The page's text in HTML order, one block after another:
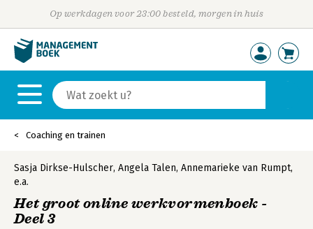
Op werkdagen voor 23:00 besteld, morgen in huis
Coaching en trainen
Sasja Dirkse-Hulscher, Angela Talen, Annemarieke van Rumpt,
e.a.
Het groot online werkvormenboek -
Deel 3